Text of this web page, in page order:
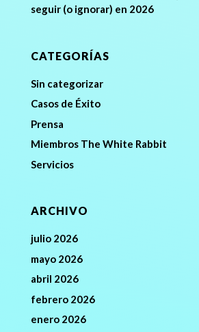
seguir (o ignorar) en 2026
CATEGORÍAS
Sin categorizar
Casos de Éxito
Prensa
Miembros The White Rabbit
Servicios
ARCHIVO
julio 2026
mayo 2026
abril 2026
febrero 2026
enero 2026